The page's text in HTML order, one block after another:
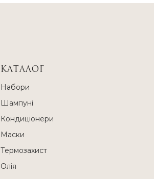
КАТАЛОГ
Набори
Шампуні
Кондиціонери
Маски
Термозахист
Олія